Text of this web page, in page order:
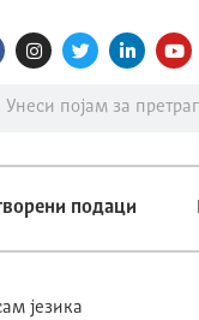
подаци
језика